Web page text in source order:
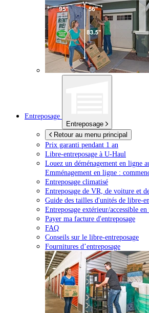
Entreposage
Entreposage
Retour au menu principal
Prix garanti pendant 1 an
Libre-entreposage à U-Haul
Louez un déménagement en ligne
Emménagement en ligne :
Entreposage climatisé
Entreposage de VR, de voiture et
Guide des tailles d'unités de libre-
Entreposage extérieur/accessible
Payer ma facture d'entreposage
FAQ
Conseils sur le libre-entreposage
Fournitures d’entreposage